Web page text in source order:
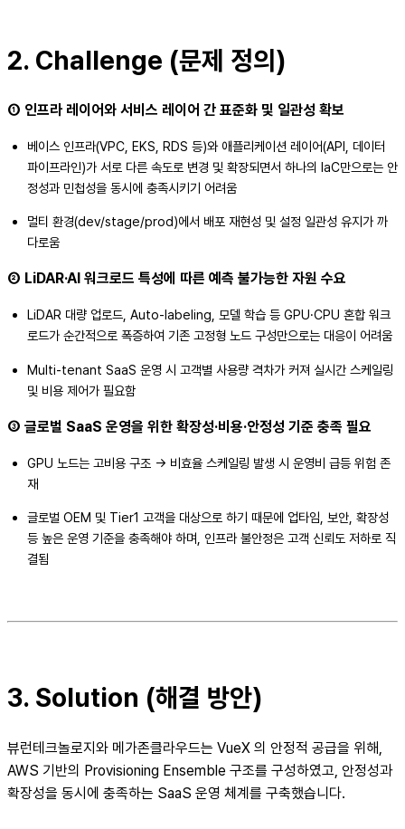
2. Challenge (문제 정의)
① 인프라 레이어와 서비스 레이어 간 표준화 및 일관성 확보
베이스 인프라(VPC, EKS, RDS 등)와 애플리케이션 레이어(API, 데이터
파이프라인)가 서로 다른 속도로 변경 및 확장되면서 하나의 IaC만으로는 안
정성과 민첩성을 동시에 충족시키기 어려움
멀티 환경(dev/stage/prod)에서 배포 재현성 및 설정 일관성 유지가 까
다로움
② LiDAR·AI 워크로드 특성에 따른 예측 불가능한 자원 수요
LiDAR 대량 업로드, Auto-labeling, 모델 학습 등 GPU·CPU 혼합 워크
로드가 순간적으로 폭증하여 기존 고정형 노드 구성만으로는 대응이 어려움
Multi-tenant SaaS 운영 시 고객별 사용량 격차가 커져 실시간 스케일링
및 비용 제어가 필요함
③ 글로벌 SaaS 운영을 위한 확장성·비용·안정성 기준 충족 필요
GPU 노드는 고비용 구조 → 비효율 스케일링 발생 시 운영비 급등 위험 존
재
글로벌 OEM 및 Tier1 고객을 대상으로 하기 때문에 업타임, 보안, 확장성
등 높은 운영 기준을 충족해야 하며, 인프라 불안정은 고객 신뢰도 저하로 직
결됨
3. Solution (해결 방안)
뷰런테크놀로지와 메가존클라우드는 VueX 의 안정적 공급을 위해,
AWS 기반의 Provisioning Ensemble 구조를 구성하였고, 안정성과
확장성을 동시에 충족하는 SaaS 운영 체계를 구축했습니다.